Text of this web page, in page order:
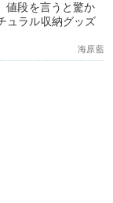
値段を言うと驚か
ュラル収納グッズ
海原藍